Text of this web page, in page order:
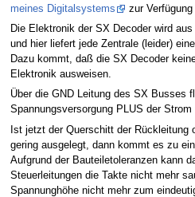
meines Digitalsystems
zur
Die Elektronik der SX Decoder wird
und hier liefert jede Zentrale (leider)
Dazu kommt, daß die SX Decoder
Elektronik ausweisen.
Über die GND Leitung des SX Busses
Spannungsversorgung PLUS der
Ist jetzt der Querschitt der Rückleitung
gering ausgelegt, dann kommt es zu
Aufgrund der Bauteiletoleranzen kann
Steuerleitungen die Takte nicht mehr
Spannunghöhe nicht mehr zum